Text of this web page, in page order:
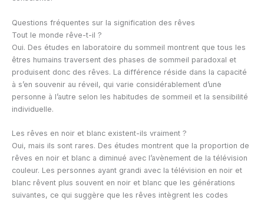
Questions fréquentes sur la signification des rêves
Tout le monde rêve-t-il ?
Oui. Des études en laboratoire du sommeil montrent que tous les
êtres humains traversent des phases de sommeil paradoxal et
produisent donc des rêves. La différence réside dans la capacité
à s’en souvenir au réveil, qui varie considérablement d’une
personne à l’autre selon les habitudes de sommeil et la sensibilité
individuelle.
Les rêves en noir et blanc existent-ils vraiment ?
Oui, mais ils sont rares. Des études montrent que la proportion de
rêves en noir et blanc a diminué avec l’avènement de la télévision
couleur. Les personnes ayant grandi avec la télévision en noir et
blanc rêvent plus souvent en noir et blanc que les générations
suivantes, ce qui suggère que les rêves intègrent les codes